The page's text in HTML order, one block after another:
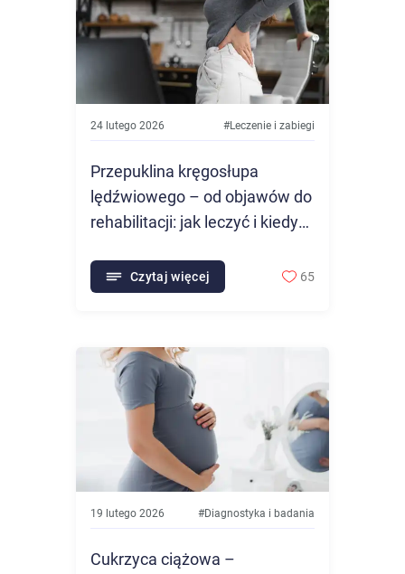
24 lutego 2026 #Leczenie i zabiegi
Przepuklina kręgosłupa
lędźwiowego – od objawów do
rehabilitacji: jak leczyć i kiedy
Czytaj więcej 65
19 lutego 2026 #Diagnostyka i badania
Cukrzyca ciążowa –